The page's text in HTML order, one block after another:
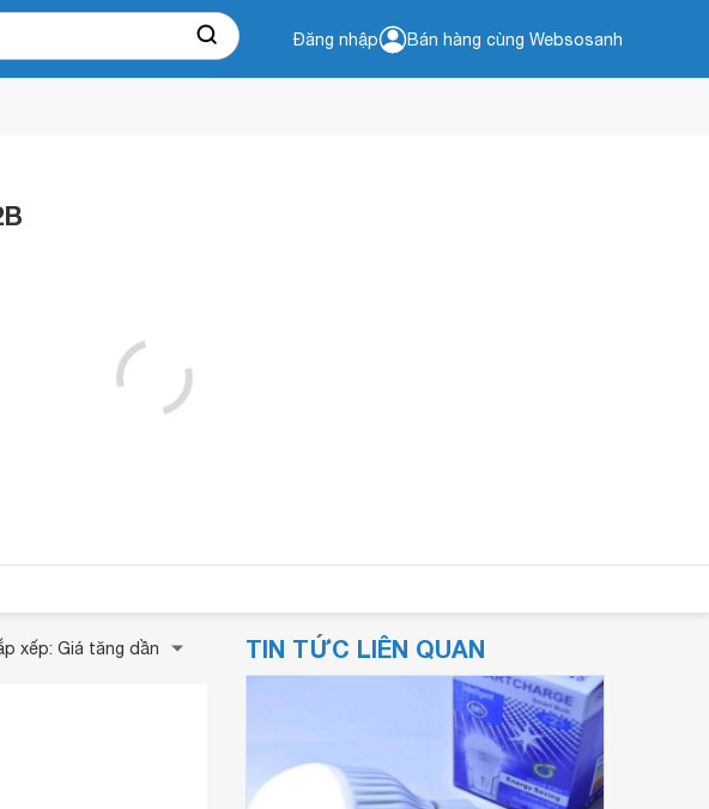
Đăng nhập Bán hàng cùng Websosanh
xếp: Giá tăng dần TIN TỨC LIÊN QUAN